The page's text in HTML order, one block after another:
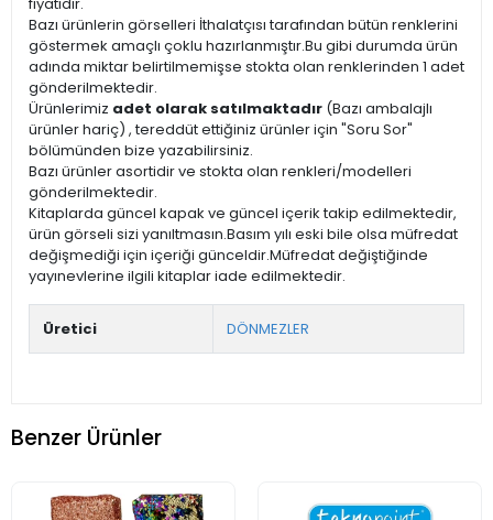
fiyatıdır.
Bazı ürünlerin görselleri İthalatçısı tarafından bütün renklerini
göstermek amaçlı çoklu hazırlanmıştır.Bu gibi durumda ürün
adında miktar belirtilmemişse stokta olan renklerinden 1 adet
gönderilmektedir.
Ürünlerimiz adet olarak satılmaktadır (Bazı ambalajlı
ürünler hariç) , tereddüt ettiğiniz ürünler için "Soru Sor"
bölümünden bize yazabilirsiniz.
Bazı ürünler asortidir ve stokta olan renkleri/modelleri
gönderilmektedir.
Kitaplarda güncel kapak ve güncel içerik takip edilmektedir,
ürün görseli sizi yanıltmasın.Basım yılı eski bile olsa müfredat
değişmediği için içeriği günceldir.Müfredat değiştiğinde
yayınevlerine ilgili kitaplar iade edilmektedir.
Üretici DÖNMEZLER
Benzer Ürünler